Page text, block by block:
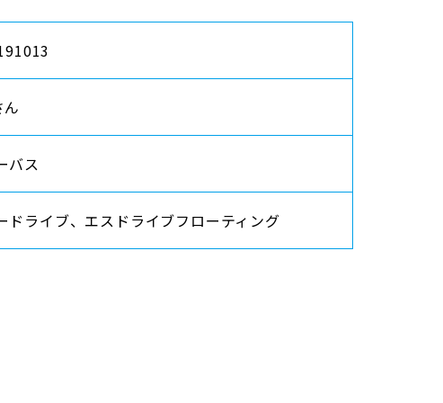
バス
ドライブ、エスドライブフローティング